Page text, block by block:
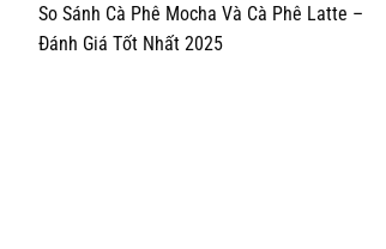
So Sánh Cà Phê Mocha Và Cà Phê Latte –
Đánh Giá Tốt Nhất 2025